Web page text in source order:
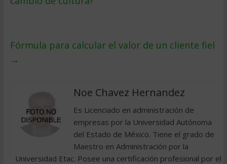
Fórmula para calcular el valor de un cliente fiel
→
Noe Chavez Hernandez
Es Licenciado en administración de
empresas por la Universidad Autónoma
del Estado de México. Tiene el grado de
Maestro en Administración por la
Universidad Etac. Posee una certificación profesional por el